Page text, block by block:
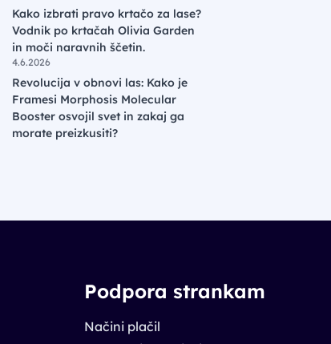
Kako izbrati pravo krtačo za lase?
Vodnik po krtačah Olivia Garden
in moči naravnih ščetin.
4.6.2026
Revolucija v obnovi las: Kako je
Framesi Morphosis Molecular
Booster osvojil svet in zakaj ga
morate preizkusiti?
Podpora strankam
Načini plačil